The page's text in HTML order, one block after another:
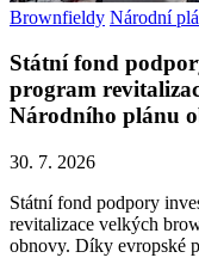
Brownfieldy Národní
Státní fond
program
Národního plánu
30. 7. 2026
Státní fond podpory
revitalizace velkých
obnovy. Díky evropské